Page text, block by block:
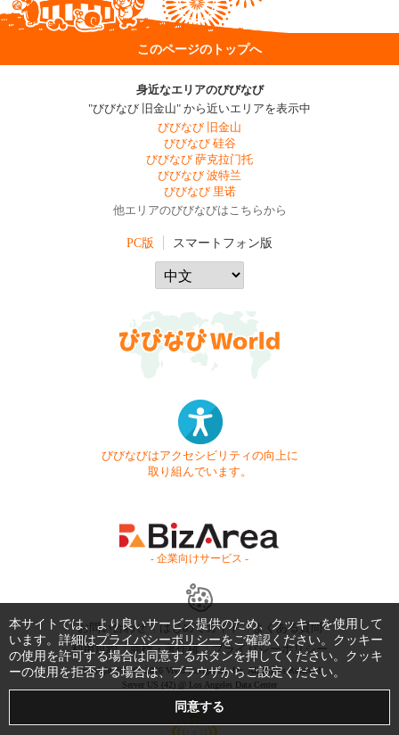
このページのトップへ
身近なエリアのびびなび
"びびなび 旧金山" から近いエリアを表示中
びびなび 旧金山
びびなび 硅谷
びびなび 萨克拉门托
びびなび 波特兰
びびなび 里诺
他エリアのびびなびはこちらから
PC版 スマートフォン版
びびなびはアクセシビリティの向上に
取り組んでいます。
- 企業向けサービス -
お問い合わせ はじめてガイド
よくある質問
利用規約
商標・著作権 プライバシーポリシー
Copyright © 1999-2026 Vivid Navigation, Inc. All Rights Reserved.
Server US (42) @ Los Angeles Data Center
本サイトでは、より良いサービス提供のため、クッキーを使用して
います。詳細はプライバシーポリシーをご確認ください。クッキー
の使用を許可する場合は同意するボタンを押してください。クッキ
ーの使用を拒否する場合は、ブラウザからご設定ください。